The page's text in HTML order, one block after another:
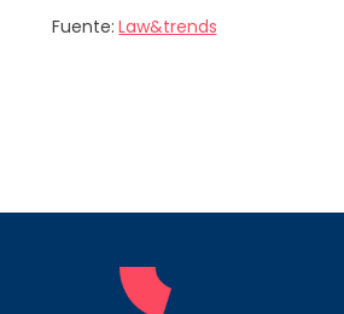
Fuente:Law&trends